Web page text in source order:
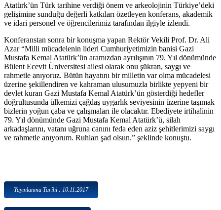
Atatürk’ün Türk tarihine verdiği önem ve arkeolojinin Türkiye’deki
gelişimine sunduğu değerli katkıları özetleyen konferans, akademik
ve idari personel ve öğrencilerimiz tarafından ilgiyle izlendi.
Konferanstan sonra bir konuşma yapan Rektör Vekili Prof. Dr. Ali
Azar “Milli mücadelenin lideri Cumhuriyetimizin banisi Gazi
Mustafa Kemal Atatürk’ün aramızdan ayrılışının 79. Yıl dönümünde
Bülent Ecevit Üniversitesi ailesi olarak onu şükran, saygı ve
rahmetle anıyoruz. Bütün hayatını bir milletin var olma mücadelesi
üzerine şekillendiren ve kahraman ulusumuzla birlikte yepyeni bir
devlet kuran Gazi Mustafa Kemal Atatürk’ün gösterdiği hedefler
doğrultusunda ülkemizi çağdaş uygarlık seviyesinin üzerine taşımak
bizlerin yoğun çaba ve çalışmaları ile olacaktır. Ebediyete irtihalinin
79. Yıl dönümünde Gazi Mustafa Kemal Atatürk’ü, silah
arkadaşlarını, vatanı uğruna canını feda eden aziz şehitlerimizi saygı
ve rahmetle anıyorum. Ruhları şad olsun.” şeklinde konuştu.
Yayınlanma Tarihi : 10.11.2017